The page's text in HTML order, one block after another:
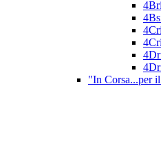
"In Corsa...per